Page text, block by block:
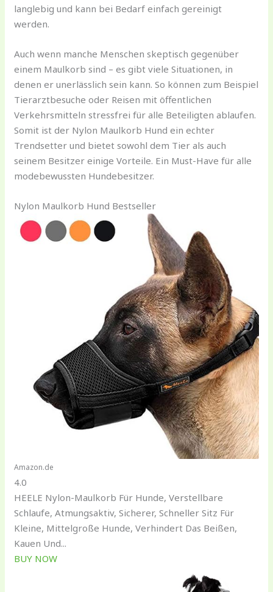
langlebig und kann bei Bedarf einfach gereinigt
werden.
Auch wenn manche Menschen skeptisch gegenüber
einem Maulkorb sind – es gibt viele Situationen, in
denen er unerlässlich sein kann. So können zum Beispiel
Tierarztbesuche oder Reisen mit öffentlichen
Verkehrsmitteln stressfrei für alle Beteiligten ablaufen.
Somit ist der Nylon Maulkorb Hund ein echter
Trendsetter und bietet sowohl dem Tier als auch
seinem Besitzer einige Vorteile. Ein Must-Have für alle
modebewussten Hundebesitzer.
Nylon Maulkorb Hund Bestseller
Amazon.de
4.0
HEELE Nylon-Maulkorb Für Hunde, Verstellbare
Schlaufe, Atmungsaktiv, Sicherer, Schneller Sitz Für
Kleine, Mittelgroße Hunde, Verhindert Das Beißen,
Kauen Und...
BUY NOW